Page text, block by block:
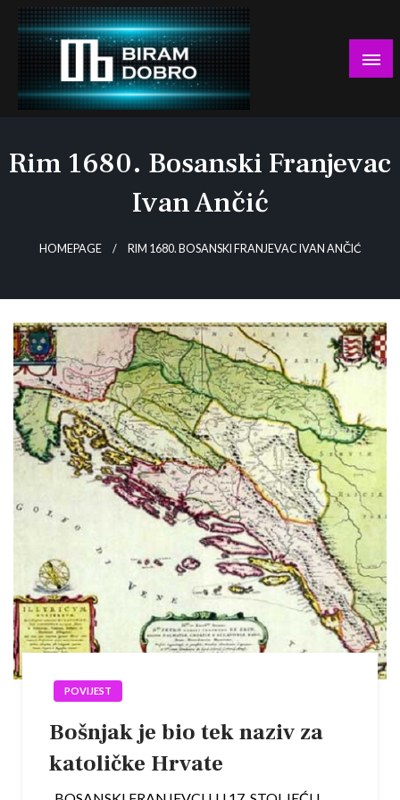
Skip
content
Rim 1680. Bosanski Franjevac
Ivan Ančić
HOMEPAGE RIM 1680. BOSANSKI FRANJEVAC IVAN ANČIĆ
POVIJEST
Bošnjak je bio tek naziv za
katoličke Hrvate